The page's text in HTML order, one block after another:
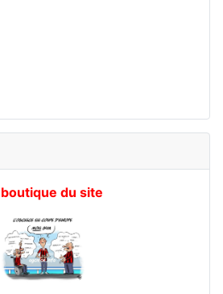
boutique du site